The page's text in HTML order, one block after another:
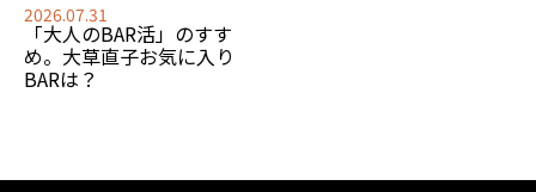
2026.07.31
「大人のBAR活」のすす
め。大草直子お気に入り
BARは？